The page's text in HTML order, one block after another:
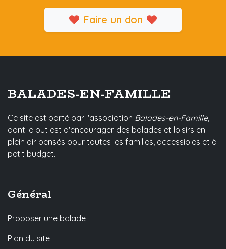
Faire un don
BALADES-EN-FAMILLE
Ce site est porté par l'association Balades-en-Famille,
dont le but est d'encourager des balades et loisirs en
plein air pensés pour toutes les familles, accessibles et à
petit budget.
Général
Proposer une balade
Plan du site